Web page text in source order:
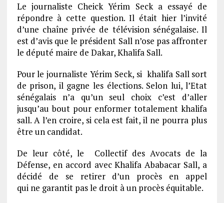
Le journaliste Cheick Yérim Seck a essayé de
répondre à cette question. Il était hier l’invité
d’une chaîne privée de télévision sénégalaise. Il
est d’avis que le président Sall n’ose pas affronter
le député maire de Dakar, Khalifa Sall.
Pour le journaliste Yérim Seck, si khalifa Sall sort
de prison, il gagne les élections. Selon lui, l’Etat
sénégalais n’a qu’un seul choix c’est d’aller
jusqu’au bout pour enformer totalement khalifa
sall. A l’en croire, si cela est fait, il ne pourra plus
être un candidat.
De leur côté, le Collectif des Avocats de la
Défense, en accord avec Khalifa Ababacar Sall, a
décidé de se retirer d’un procès en appel
qui ne garantit pas le droit à un procès équitable.